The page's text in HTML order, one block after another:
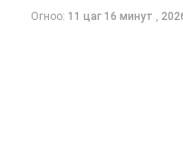
бууруулж, эмийн
Огноо: 11 цаг 16 минут ,